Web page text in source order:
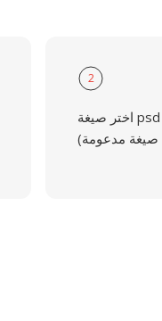
2
اختر صيغة psd أو أية صيغة أخرى أنت بحاجةٍ